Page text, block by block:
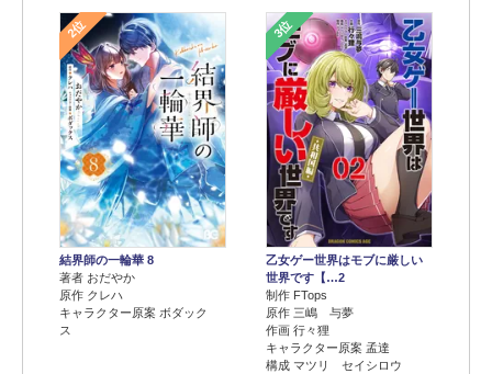
2位
結界師の一輪華 8
著者 おだやか
原作 クレハ
キャラクター原案 ボダック
ス
3位
乙女ゲー世界はモブに厳しい
世界です【…2
制作 FTops
原作 三嶋 与夢
作画 行々狸
キャラクター原案 孟達
構成 マツリ セイシロウ